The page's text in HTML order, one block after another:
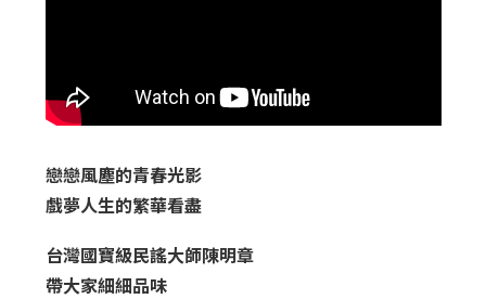
戀戀風塵的青春光影
戲夢人生的繁華看盡
台灣國寶級民謠大師陳明章
帶大家細細品味